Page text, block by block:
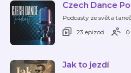
Czech Dance
Podcasty ze světa
23 epizod
0
Jak to jezdí